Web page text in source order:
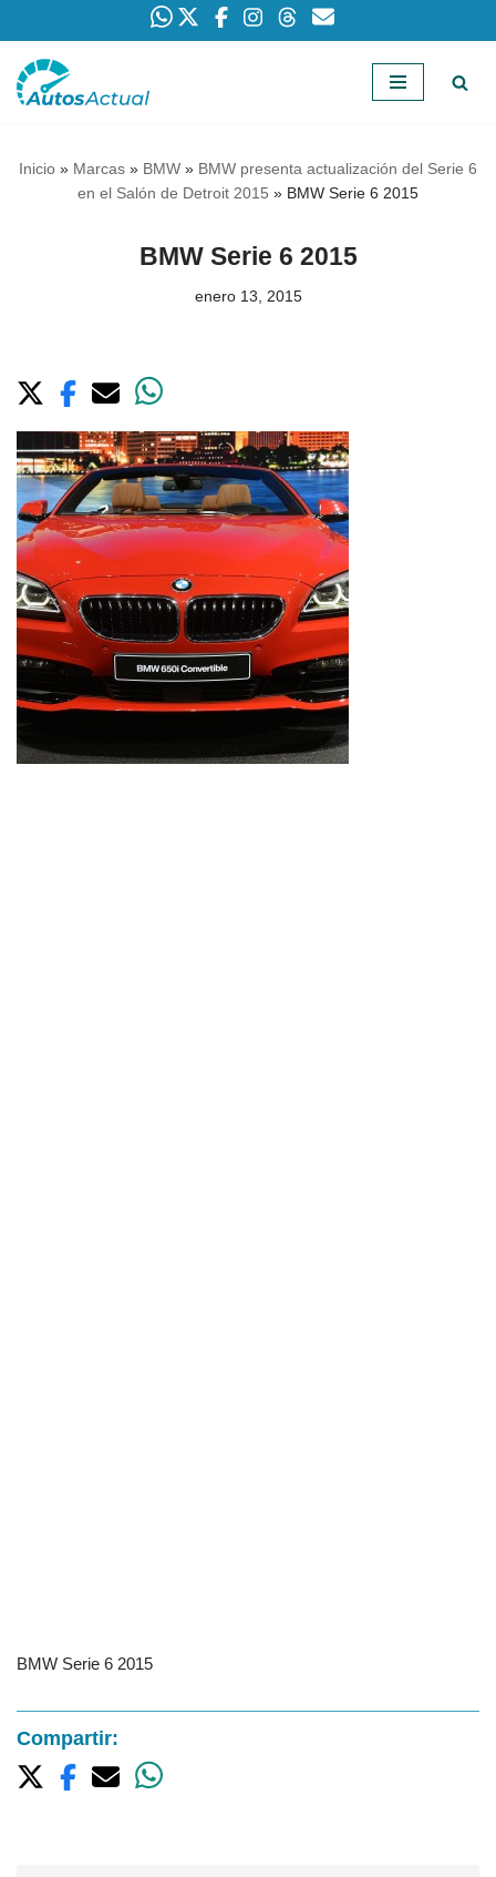
Saltar
Inicio » Marcas » BMW » BMW presenta actualización del Serie 6
en el Salón de Detroit 2015 » BMW Serie 6 2015
BMW Serie 6 2015
enero 13, 2015
BMW Serie 6 2015
Compartir: